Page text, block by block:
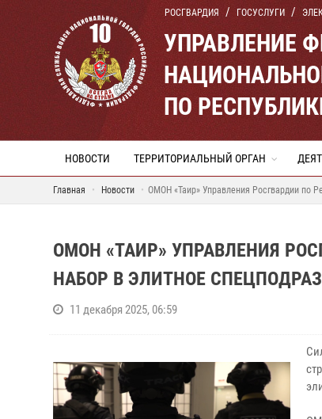
РОСГВАРДИЯ ГОСУСЛУГИ
УПРАВЛЕНИЕ
ПО
НОВОСТИ ТЕРРИТОРИАЛЬНЫЙ ОРГАН
Главная Новости ОМОН «Таир» Управления Росгвардии по
ОМОН «ТАИР» УПРАВЛЕНИЯ
НАБОР В ЭЛИТНОЕ
11 декабря 2025, 06:59